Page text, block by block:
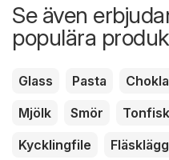
Se även
populära
Glass Pasta
Mjölk
Smör Tonfisk
Kycklingfile
Fläsklägg